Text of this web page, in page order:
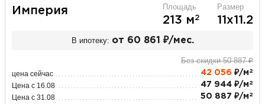
Империя Площадь
213 м2
Размер
11х11.2
В ипотеку: от 60 861 ₽/мес.
Без скидки 50 887 ₽
цена сейчас 42 056 ₽/м 2
Цена с 16.08 47 944 ₽/м 2
Цена с 31.08 50 887 ₽/м 2